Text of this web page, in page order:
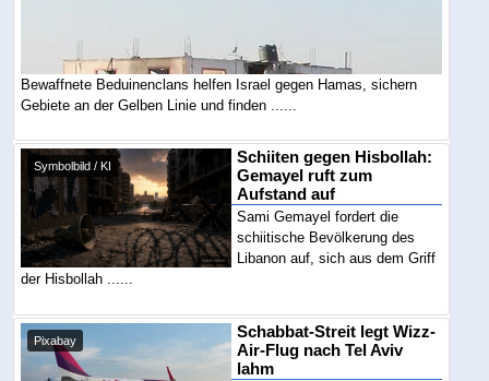
Bewaffnete Beduinenclans helfen Israel gegen Hamas, sichern
Gebiete an der Gelben Linie und finden ......
Symbolbild / KI
Schiiten gegen Hisbollah:
Gemayel ruft zum
Aufstand auf
Sami Gemayel fordert die
schiitische Bevölkerung des
Libanon auf, sich aus dem Griff
der Hisbollah ......
Pixabay
Schabbat-Streit legt Wizz-
Air-Flug nach Tel Aviv
lahm